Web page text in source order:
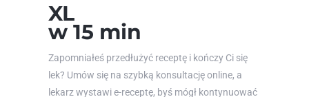
XL
w 15 min
Zapomniałeś przedłużyć receptę i kończy Ci się
lek? Umów się na szybką konsultację online, a
lekarz wystawi e-receptę, byś mógł kontynuować